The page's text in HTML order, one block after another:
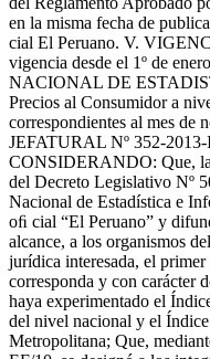
en la misma fecha de
cial El Peruano. V.
vigencia desde el 1º de
NACIONAL DE
Precios al Consumidor a
correspondientes al mes
JEFATURAL Nº 352-
CONSIDERANDO: Que,
del Decreto Legislativo Nº
Nacional de Estadística e
oﬁ cial “El Peruano” y
alcance, a los organismos
jurídica interesada, el
corresponda y con carácter
haya experimentado el
del nivel nacional y el
Metropolitana; Que,